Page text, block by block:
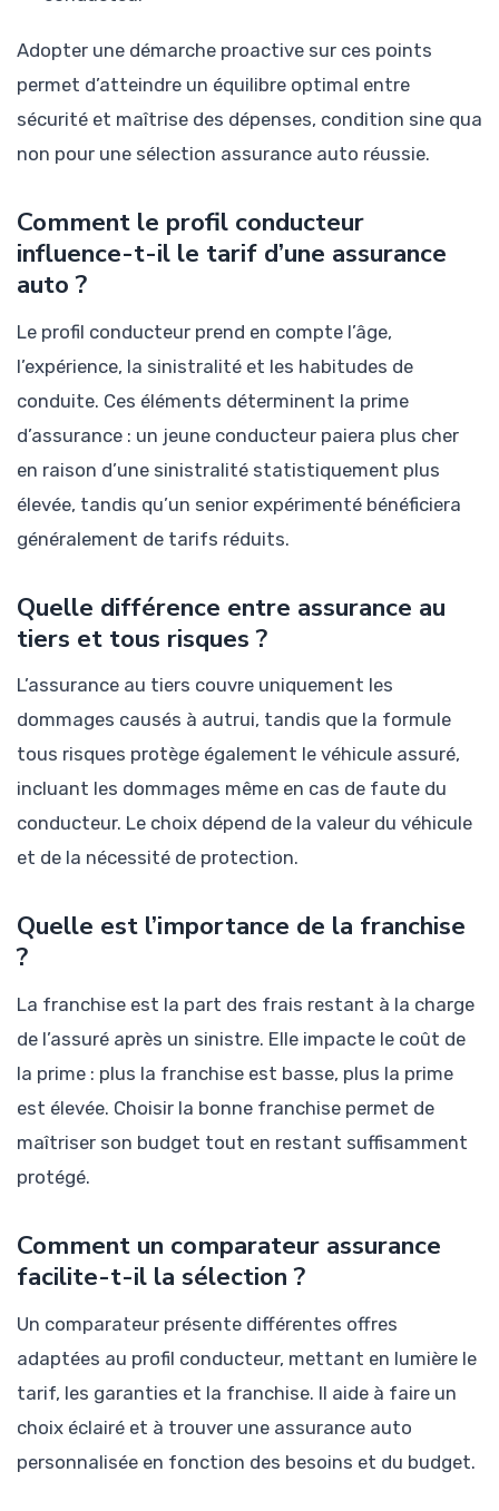
Adopter une démarche proactive sur ces points
permet d’atteindre un équilibre optimal entre
sécurité et maîtrise des dépenses, condition sine qua
non pour une sélection assurance auto réussie.
Comment le profil conducteur
influence-t-il le tarif d’une assurance
auto ?
Le profil conducteur prend en compte l’âge,
l’expérience, la sinistralité et les habitudes de
conduite. Ces éléments déterminent la prime
d’assurance : un jeune conducteur paiera plus cher
en raison d’une sinistralité statistiquement plus
élevée, tandis qu’un senior expérimenté bénéficiera
généralement de tarifs réduits.
Quelle différence entre assurance au
tiers et tous risques ?
L’assurance au tiers couvre uniquement les
dommages causés à autrui, tandis que la formule
tous risques protège également le véhicule assuré,
incluant les dommages même en cas de faute du
conducteur. Le choix dépend de la valeur du véhicule
et de la nécessité de protection.
Quelle est l’importance de la franchise
?
La franchise est la part des frais restant à la charge
de l’assuré après un sinistre. Elle impacte le coût de
la prime : plus la franchise est basse, plus la prime
est élevée. Choisir la bonne franchise permet de
maîtriser son budget tout en restant suffisamment
protégé.
Comment un comparateur assurance
facilite-t-il la sélection ?
Un comparateur présente différentes offres
adaptées au profil conducteur, mettant en lumière le
tarif, les garanties et la franchise. Il aide à faire un
choix éclairé et à trouver une assurance auto
personnalisée en fonction des besoins et du budget.